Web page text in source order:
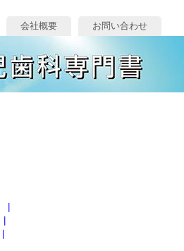
会社概要 お問い合わせ